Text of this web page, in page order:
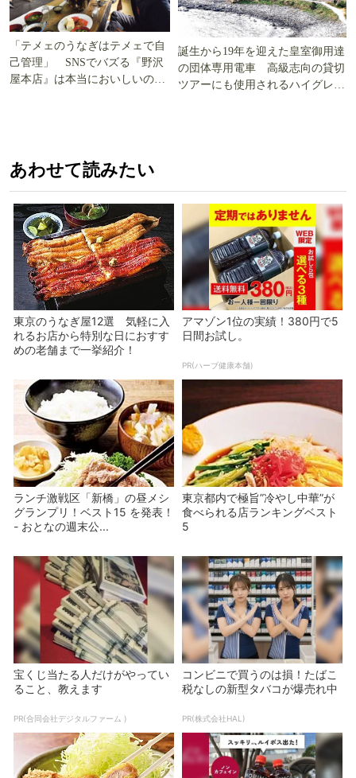
「テメェのうなぎはテメェで自
己管理」 SNSでバズる『野沢
屋本店』は本当においしいの
誕生から19年を迎えた皇室御用達
の団体専用電車 高級志向の貸切
ツアーにも使用されるハイグレー
あわせて読みたい
東京のうなぎ屋12選 気軽に入
れるお店から特別な日におすす
めの老舗まで一挙紹介！
アマゾン1位の実績！380円で5
日間お試し。
PR(ハーブ健康本舗)
ランチ激戦区「新橋」の昼メシ
グランプリ！ベスト15 を発表！
- おとなの週末公...
東京都内で極旨”冷やし中華”が
食べられる店ランキングベスト
5
宝くじ当たる人だけがやってい
ること、教えます
PR(合同会社デジタルファーム )
コンビニで買うのは損！たばこ
税なしの新型タバコが爆売れ中
PR(株式会社HAL)